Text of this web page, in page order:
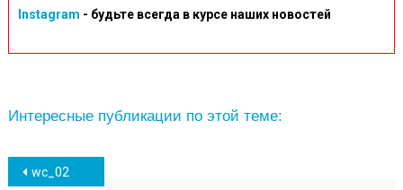
Instagram - будьте всегда в курсе наших новостей
Интересные публикации по этой теме:
Навігація
wc_02